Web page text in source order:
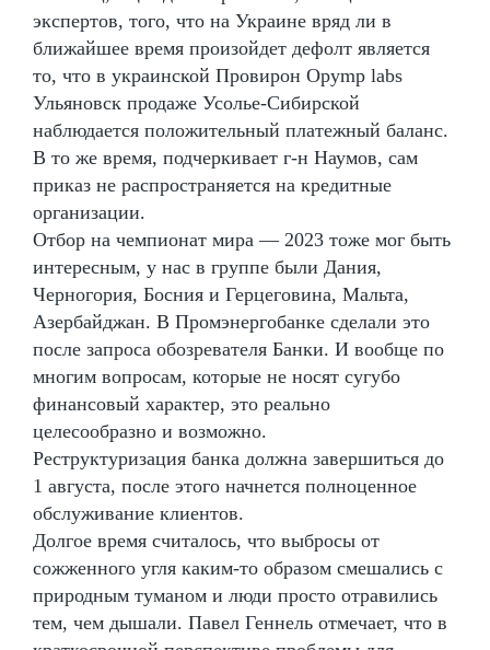
экспертов, того, что на Украине вряд ли в
ближайшее время произойдет дефолт является
то, что в украинской Провирон Opymp labs
Ульяновск продаже Усолье-Сибирской
наблюдается положительный платежный баланс.
В то же время, подчеркивает г-н Наумов, сам
приказ не распространяется на кредитные
организации.
Отбор на чемпионат мира — 2023 тоже мог быть
интересным, у нас в группе были Дания,
Черногория, Босния и Герцеговина, Мальта,
Азербайджан. В Промэнергобанке сделали это
после запроса обозревателя Банки. И вообще по
многим вопросам, которые не носят сугубо
финансовый характер, это реально
целесообразно и возможно.
Реструктуризация банка должна завершиться до
1 августа, после этого начнется полноценное
обслуживание клиентов.
Долгое время считалось, что выбросы от
сожженного угля каким-то образом смешались с
природным туманом и люди просто отравились
тем, чем дышали. Павел Геннель отмечает, что в